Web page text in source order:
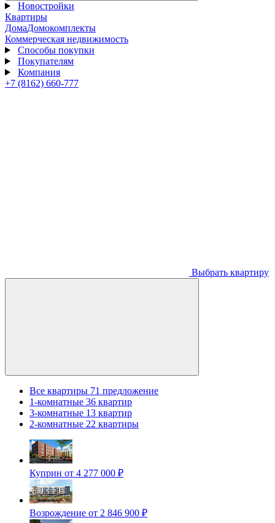
Новостройки
Квартиры
ДомаДомокомплекты
Коммерческая недвижимость
Способы покупки
Покупателям
Компания
+7 (8162) 660-777
Выбрать квартиру
Все квартиры 71 предложение
1-комнатные 36 квартир
3-комнатные 13 квартир
2-комнатные 22 квартиры
Куприн от 4 277 000 ₽
Возрождение от 2 846 900 ₽